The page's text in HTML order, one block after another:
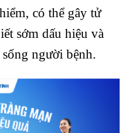
có thể gây tử
sớm dấu hiệu và
người bệnh.